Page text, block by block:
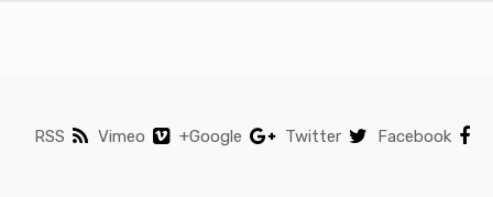
Facebook
Twitter
Google+
Vimeo
RSS